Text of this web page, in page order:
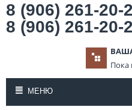
8 (906) 261-20-
8 (906) 261-20-
Пока
МЕНЮ